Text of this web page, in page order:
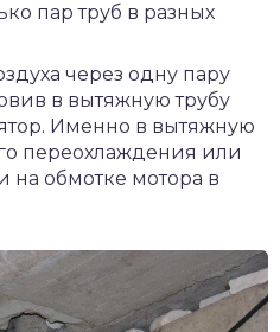
пар труб в разных
через одну пару
в вытяжную трубу
Именно в вытяжную
переохлаждения или
на обмотке мотора в